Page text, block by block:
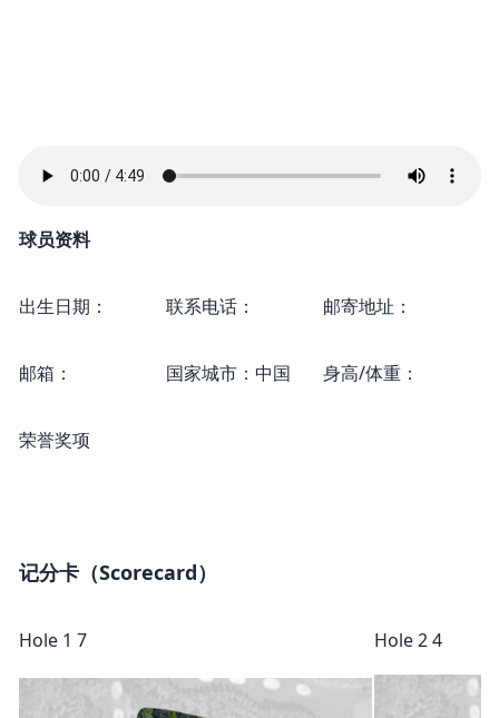
球员资料
出生日期： 联系电话： 邮寄地址：
邮箱： 国家城市：中国 身高/体重：
荣誉奖项
记分卡（Scorecard）
Hole 1 7 Hole 2 4